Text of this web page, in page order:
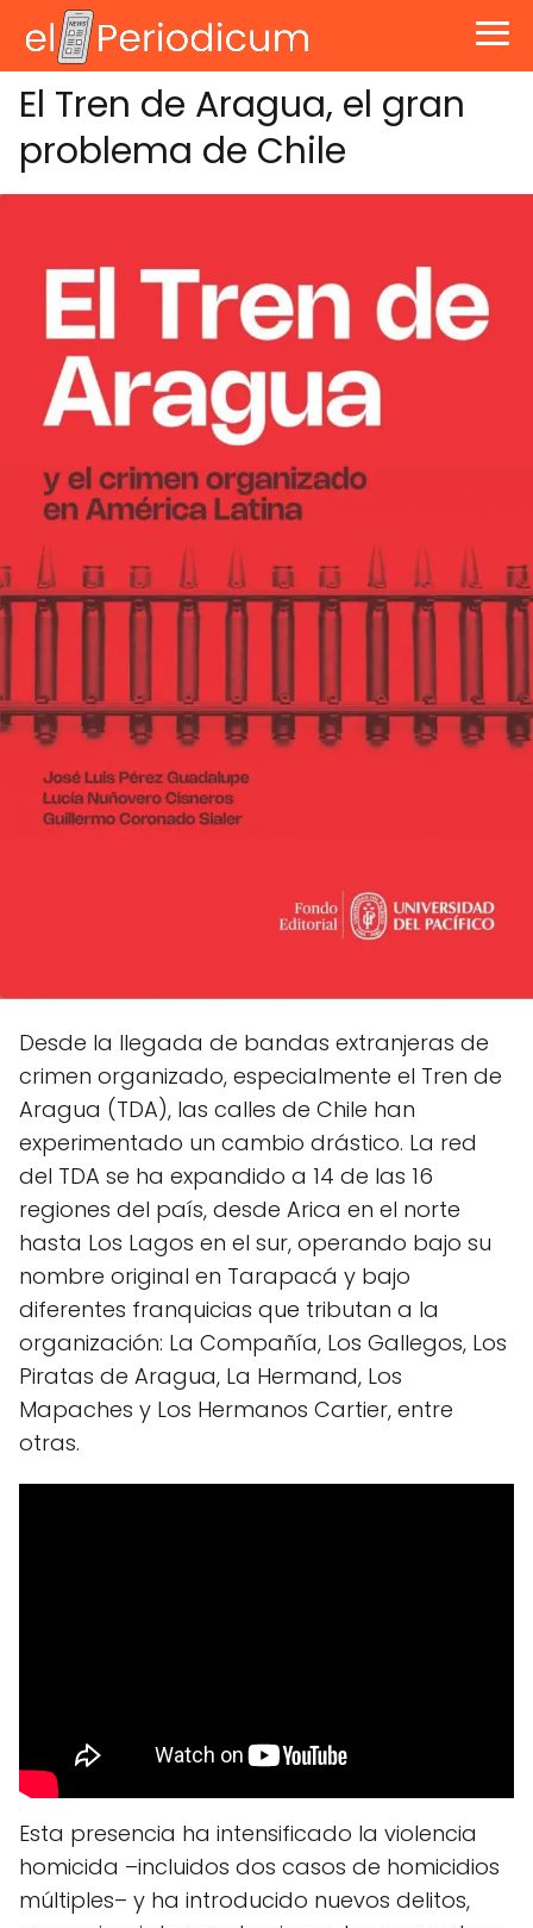
El Tren de Aragua, el gran
problema de Chile
Desde la llegada de bandas extranjeras de
crimen organizado, especialmente el Tren de
Aragua (TDA), las calles de Chile han
experimentado un cambio drástico. La red
del TDA se ha expandido a 14 de las 16
regiones del país, desde Arica en el norte
hasta Los Lagos en el sur, operando bajo su
nombre original en Tarapacá y bajo
diferentes franquicias que tributan a la
organización: La Compañía, Los Gallegos, Los
Piratas de Aragua, La Hermand, Los
Mapaches y Los Hermanos Cartier, entre
otras.
Esta presencia ha intensificado la violencia
homicida –incluidos dos casos de homicidios
múltiples– y ha introducido nuevos delitos,